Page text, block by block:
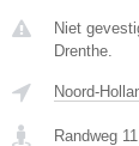
Niet
Drenthe.
Noord-
Randweg 11